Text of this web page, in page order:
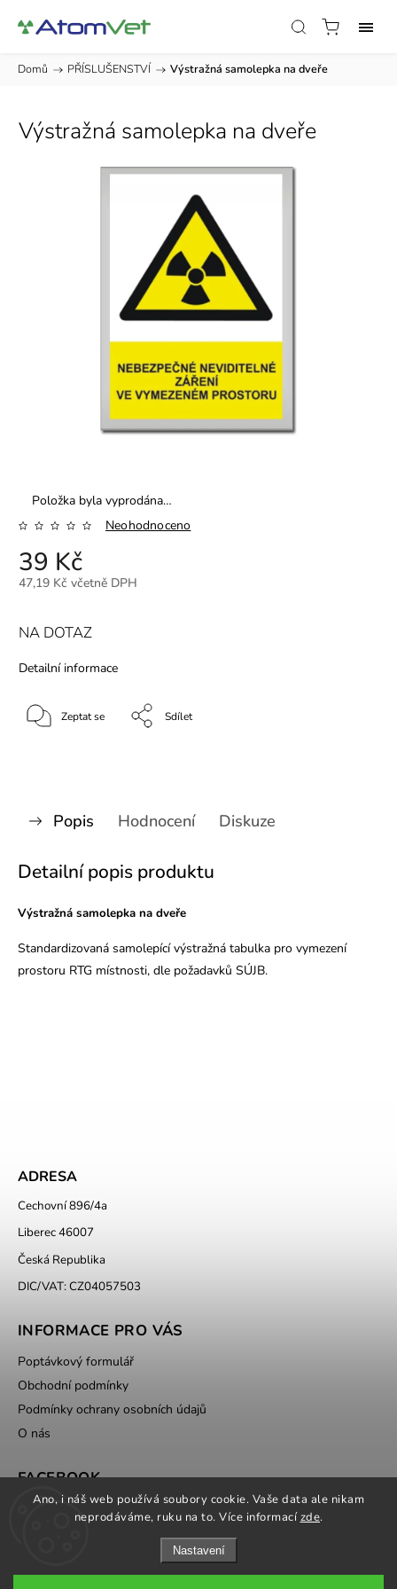
Ano, i náš web používá soubory cookie. Vaše data ale nikam
neprodáváme, ruku na to. Více informacízde.
Nastavení
Domů / PŘÍSLUŠENSTVÍ / Výstražná samolepka na dveře
Výstražná samolepka na dveře
Položka byla vyprodána…
Neohodnoceno
39 Kč
47,19 Kč včetně DPH
NA DOTAZ
Detailní informace
Zeptat se Sdílet
Popis Hodnocení Diskuze
Detailní popis produktu
Výstražná samolepka na dveře
Standardizovaná samolepící výstražná tabulka pro vymezení
prostoru RTG místnosti, dle požadavků SÚJB.
ADRESA
Cechovní 896/4a
Liberec 46007
Česká Republika
DIC/VAT: CZ04057503
INFORMACE PRO VÁS
Poptávkový formulář
Obchodní podmínky
Podmínky ochrany osobních údajů
O nás
FACEBOOK